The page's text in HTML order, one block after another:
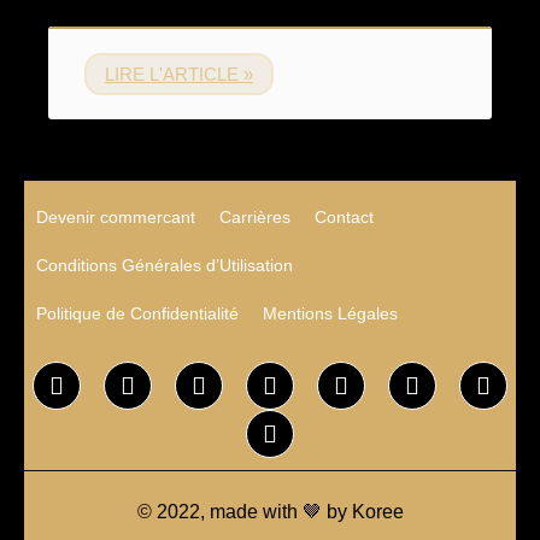
LIRE L'ARTICLE »
Devenir commercant Carrières Contact
Conditions Générales d’Utilisation
Politique de Confidentialité Mentions Légales
© 2022, made with 🤎 by Koree